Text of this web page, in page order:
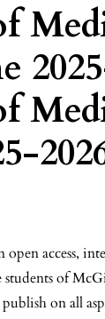
access,
of
on all